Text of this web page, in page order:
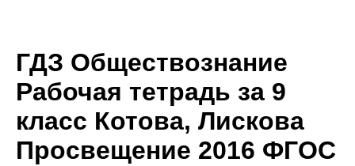
ГДЗ Обществознание
Рабочая тетрадь за 9
класс Котова, Лискова
Просвещение 2016 ФГОС